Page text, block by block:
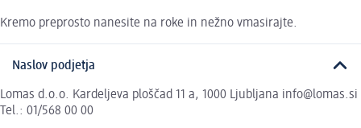
Kremo preprosto nanesite na roke in nežno vmasirajte.
Naslov podjetja
Lomas d.o.o. Kardeljeva ploščad 11 a, 1000 Ljubljana info@lomas.si
Tel.: 01/568 00 00